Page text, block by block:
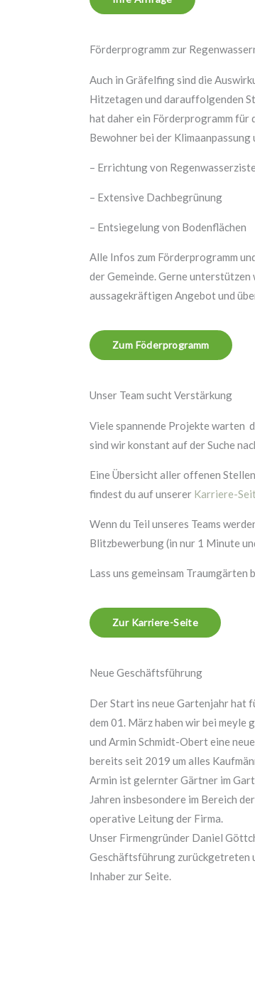
Förderprogramm zur
Auch in Gräfelfing sind die
Hitzetagen und darauffolgenden
hat daher ein Förderprogramm für
Bewohner bei der
– Errichtung von
– Extensive Dachbegrünung
– Entsiegelung von Bodenflächen
Alle Infos zum Förderprogramm
der Gemeinde. Gerne
aussagekräftigen Angebot und
Zum Föderprogramm
Unser Team sucht Verstärkung
Viele spannende Projekte warten
sind wir konstant auf der Suche
Eine Übersicht aller offenen
findest du auf unserer Karriere-
Wenn du Teil unseres Teams
Blitzbewerbung (in nur 1 Minute
Lass uns gemeinsam Traumgärten
Zur Karriere-Seite
Neue Geschäftsführung
Der Start ins neue Gartenjahr hat
dem 01. März haben wir bei meyle
und Armin Schmidt-Obert eine
bereits seit 2019 um alles
Armin ist gelernter Gärtner im
Jahren insbesondere im Bereich
operative Leitung der Firma.
Unser Firmengründer Daniel
Geschäftsführung zurückgetreten
Inhaber zur Seite.